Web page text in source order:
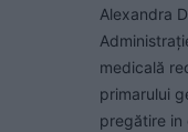
Alexandra
medicală
primarului
pregătire in